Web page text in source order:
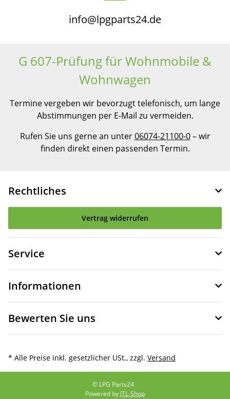
info@lpgparts24.de
G 607-Prüfung für Wohnmobile &
Wohnwagen
Termine vergeben wir bevorzugt telefonisch, um lange
Abstimmungen per E-Mail zu vermeiden.
Rufen Sie uns gerne an unter06074-21100-0– wir
finden direkt einen passenden Termin.
Rechtliches
Vertrag widerrufen
Service
Informationen
Bewerten Sie uns
* Alle Preise inkl. gesetzlicher USt., zzgl. Versand
© LPG Parts24
Powered by JTL-Shop